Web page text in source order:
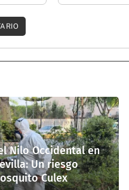
Nilo Occidental en
Un riesgo
Culex